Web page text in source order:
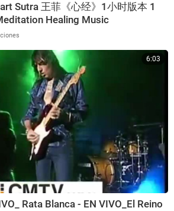
Sutra 王菲《心经》1小时版本 1
Healing Music
6:03
Rata Blanca - EN VIVO_El Reino